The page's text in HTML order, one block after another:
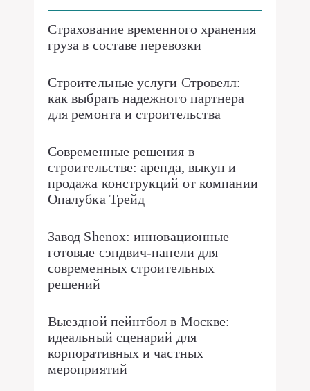
Страхование временного хранения
груза в составе перевозки
Строительные услуги Стровелл:
как выбрать надежного партнера
для ремонта и строительства
Современные решения в
строительстве: аренда, выкуп и
продажа конструкций от компании
Опалубка Трейд
Завод Shenox: инновационные
готовые сэндвич-панели для
современных строительных
решений
Выездной пейнтбол в Москве:
идеальный сценарий для
корпоративных и частных
мероприятий